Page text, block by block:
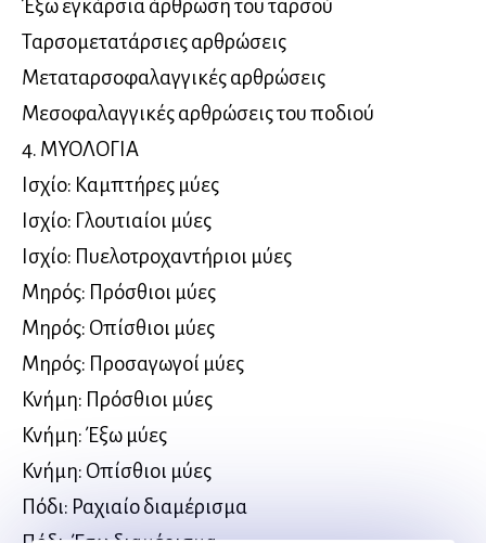
Έξω εγκάρσια άρθρωση του ταρσού
Ταρσομετατάρσιες αρθρώσεις
Μεταταρσοφαλαγγικές αρθρώσεις
Μεσοφαλαγγικές αρθρώσεις του ποδιού
4. ΜΥΟΛΟΓΙΑ
Ισχίο: Καμπτήρες μύες
Ισχίο: Γλουτιαίοι μύες
Ισχίο: Πυελοτροχαντήριοι μύες
Μηρός: Πρόσθιοι μύες
Μηρός: Οπίσθιοι μύες
Μηρός: Προσαγωγοί μύες
Κνήμη: Πρόσθιοι μύες
Κνήμη: Έξω μύες
Κνήμη: Οπίσθιοι μύες
Πόδι: Ραχιαίο διαμέρισμα